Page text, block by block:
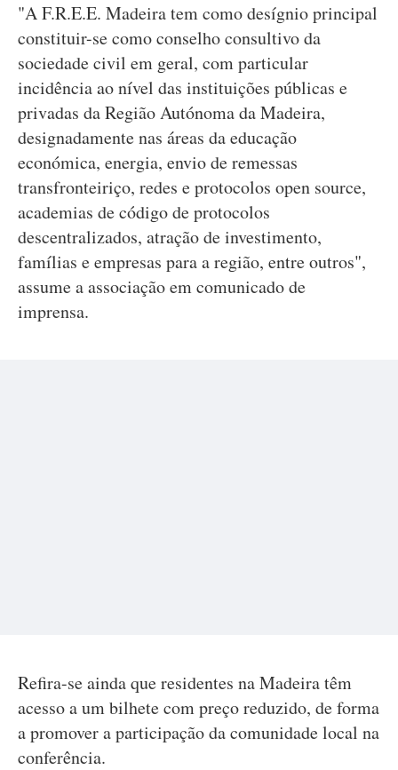
"A F.R.E.E. Madeira tem como desígnio principal
constituir-se como conselho consultivo da
sociedade civil em geral, com particular
incidência ao nível das instituições públicas e
privadas da Região Autónoma da Madeira,
designadamente nas áreas da educação
económica, energia, envio de remessas
transfronteiriço, redes e protocolos open source,
academias de código de protocolos
descentralizados, atração de investimento,
famílias e empresas para a região, entre outros",
assume a associação em comunicado de
imprensa.
Refira-se ainda que residentes na Madeira têm
acesso a um bilhete com preço reduzido, de forma
a promover a participação da comunidade local na
conferência.